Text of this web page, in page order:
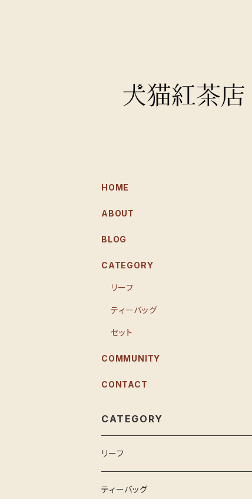
HOME
ABOUT
BLOG
CATEGORY
リーフ
ティーバッグ
セット
COMMUNITY
CONTACT
CATEGORY
リーフ
ティーバッグ